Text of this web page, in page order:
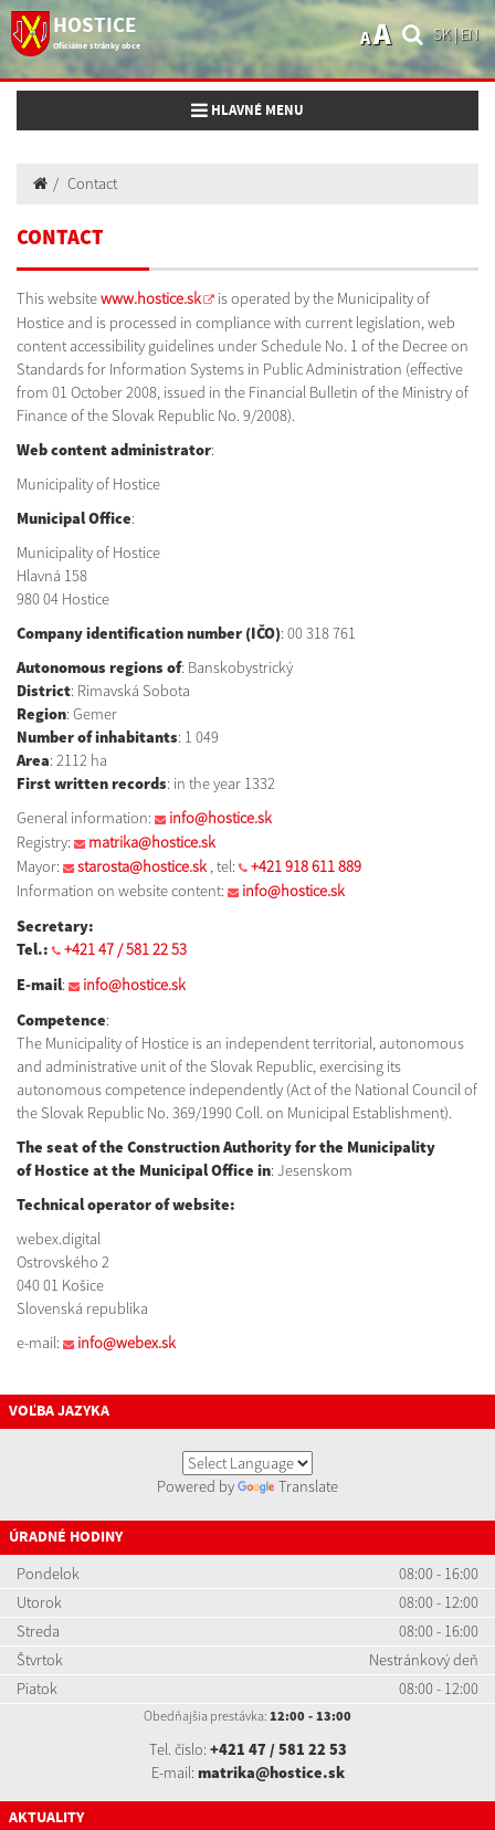
HOSTICE
Oficiálne stránky obce
SK|EN
AA
Toggle navigation
HLAVNÉ MENU
Contact
CONTACT
This websitewww.hostice.sk
is operated by the Municipality of
Hostice and is processed in compliance with current legislation, web
content accessibility guidelines under Schedule No. 1 of the Decree on
Standards for Information Systems in Public Administration (effective
from 01 October 2008, issued in the Financial Bulletin of the Ministry of
Finance of the Slovak Republic No. 9/2008).
Web content administrator:
Municipality of Hostice
Municipal Office:
Municipality of Hostice
Hlavná 158
980 04 Hostice
Company identification number (IČO): 00 318 761
Autonomous regions of: Banskobystrický
District: Rimavská Sobota
Region: Gemer
Number of inhabitants: 1 049
Area: 2112 ha
First written records: in the year 1332
General information:
info@hostice.sk
Registry:
matrika@hostice.sk
Mayor:
starosta@hostice.sk , tel:
+421 918 611 889
Information on website content:
info@hostice.sk
Secretary:
Tel.:
+421 47 / 581 22 53
E-mail:
info@hostice.sk
Competence:
The Municipality of Hostice is an independent territorial, autonomous
and administrative unit of the Slovak Republic, exercising its
autonomous competence independently (Act of the National Council of
the Slovak Republic No. 369/1990 Coll. on Municipal Establishment).
The seat of the Construction Authority for the Municipality
ofHostice at the Municipal Office in: Jesenskom
Technical operator of website:
webex.digital
Ostrovského 2
040 01 Košice
Slovenská republika
e-mail:
info@webex.sk
VOĽBA JAZYKA
Powered by Translate
ÚRADNÉ HODINY
Pondelok
08:00 - 16:00
Utorok
08:00 - 12:00
Streda
08:00 - 16:00
Štvrtok
Nestránkový deň
Piatok
08:00 - 12:00
Obedňajšia prestávka: 12:00 - 13:00
Tel. číslo: +421 47 / 581 22 53
E-mail: matrika@hostice.sk
AKTUALITY